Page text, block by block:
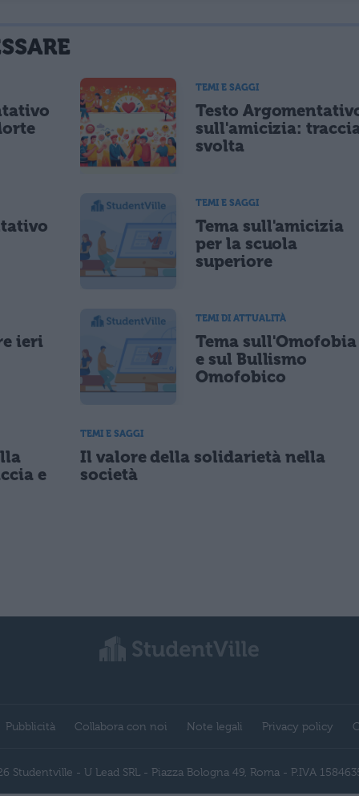
TEMI E SAGGI
Testo
sull'amicizia:
svolta
TEMI E SAGGI
Tema sull'amicizia
per la scuola
superiore
ieri
TEMI DI ATTUALITÀ
Tema sull'Omofobia
e sul Bullismo
Omofobico
e
TEMI E SAGGI
Il valore della solidarietà nella
società
Pubblicità Collabora con noi Note legali Privacy policy
Studentville - U Lead SRL - Piazza Bologna 49, Roma - P.IVA